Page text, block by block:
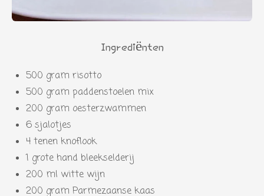
Ingrediënten
500 gram risotto
500 gram paddenstoelen mix
200 gram oesterzwammen
6 sjalotjes
4 tenen knoflook
1 grote hand bleekselderij
200 ml witte wijn
200 gram Parmezaanse kaas